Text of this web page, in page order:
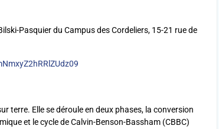
Pasquier du Campus des Cordeliers, 15-21 rue de
terre. Elle se déroule en deux phases, la conversion
et le cycle de Calvin-Benson-Bassham (CBBC)